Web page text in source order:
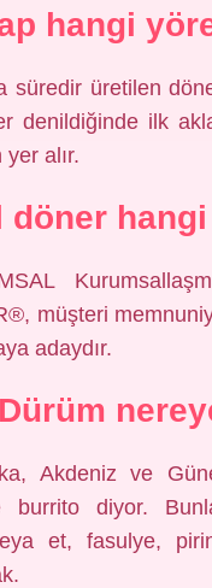
hangi
süredir üretilen
denildiğinde ilk
alır.
döner
müşteri
adaydır.
Dürüm
Akdeniz ve
burrito diyor.
et, fasulye,